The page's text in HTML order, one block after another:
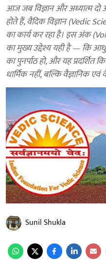
आज जब विज्ञान और अध्यात्म
होते हैं, वैदिक विज्ञान (Vedic
का कार्य कर रहा है। इस अंक
का मुख्य उद्देश्य यही है — कि
का पुनर्पाठ हो, और यह
धार्मिक नहीं, बल्कि वैज्ञानिक एवं
Sunil Shukla